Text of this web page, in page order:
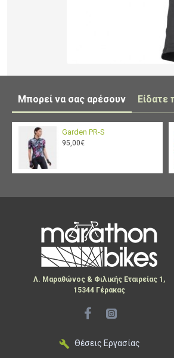
Μπορεί να σας αρέσουν
Garden PR-S
95,00€
Λ. Μαραθώνος & Φιλικής Εταιρείας 1,
15344 Γέρακας
Θέσεις Εργασίας